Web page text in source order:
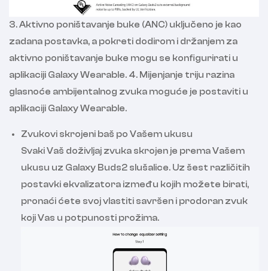
3. Aktivno poništavanje buke (ANC) uključeno je kao
zadana postavka, a pokreti dodirom i držanjem za
aktivno poništavanje buke mogu se konfigurirati u
aplikaciji Galaxy Wearable. 4. Mijenjanje triju razina
glasnoće ambijentalnog zvuka moguće je postaviti u
aplikaciji Galaxy Wearable.
Zvukovi skrojeni baš po Vašem ukusu
Svaki Vaš doživljaj zvuka skrojen je prema Vašem
ukusu uz Galaxy Buds2 slušalice. Uz šest različitih
postavki ekvalizatora između kojih možete birati,
pronaći ćete svoj vlastiti savršen i prodoran zvuk
koji Vas u potpunosti prožima.